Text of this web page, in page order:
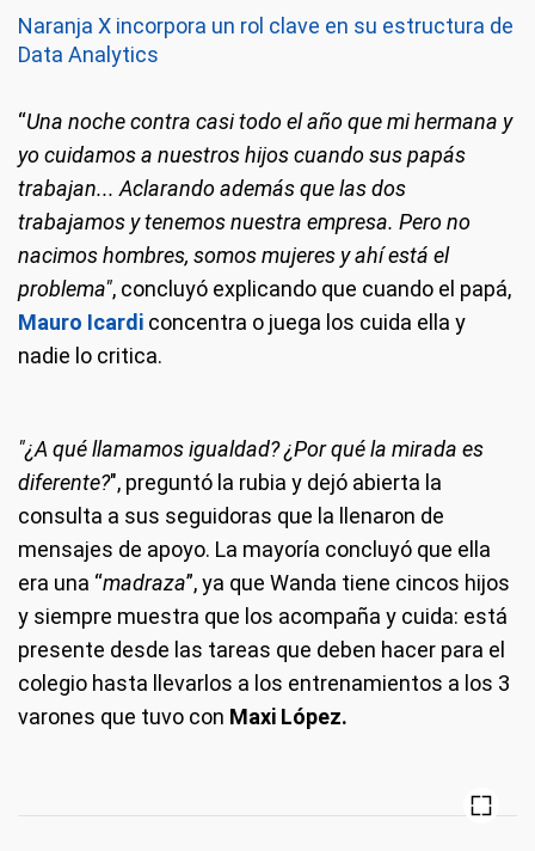
Naranja X incorpora un rol clave en su estructura de
Data Analytics
“Una noche contra casi todo el año que mi hermana y
yo cuidamos a nuestros hijos cuando sus papás
trabajan... Aclarando además que las dos
trabajamos y tenemos nuestra empresa. Pero no
nacimos hombres, somos mujeres y ahí está el
problema", concluyó explicando que cuando el papá,
Mauro Icardi concentra o juega los cuida ella y
nadie lo critica.
"¿A qué llamamos igualdad? ¿Por qué la mirada es
diferente?", preguntó la rubia y dejó abierta la
consulta a sus seguidoras que la llenaron de
mensajes de apoyo. La mayoría concluyó que ella
era una “madraza”, ya que Wanda tiene cincos hijos
y siempre muestra que los acompaña y cuida: está
presente desde las tareas que deben hacer para el
colegio hasta llevarlos a los entrenamientos a los 3
varones que tuvo con Maxi López.